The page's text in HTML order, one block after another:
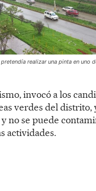
realizar una pinta en uno
invocó a los
verdes del distrito,
no se puede
actividades.